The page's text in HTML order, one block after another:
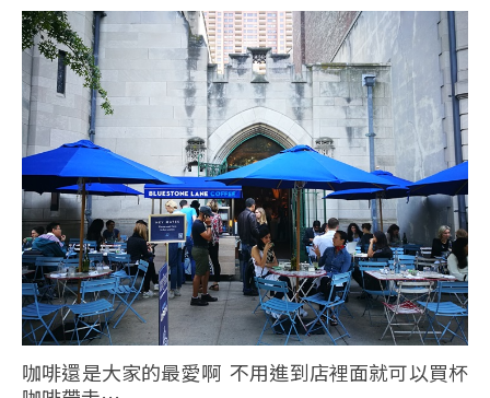
咖啡還是大家的最愛啊 不用進到店裡面就可以買杯